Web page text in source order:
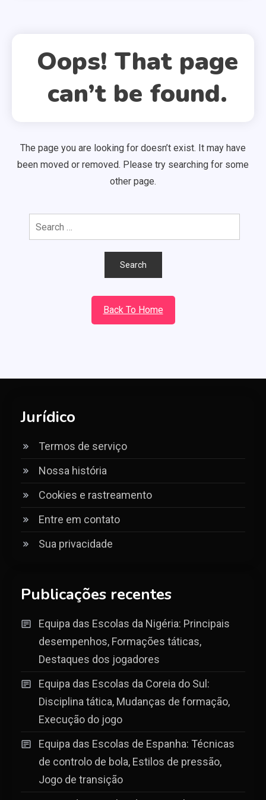
Oops! That page
can’t be found.
The page you are looking for doesn’t exist. It may have
been moved or removed. Please try searching for some
other page.
Search
for:
Back To Home
Jurídico
Termos de serviço
Nossa história
Cookies e rastreamento
Entre em contato
Sua privacidade
Publicações recentes
Equipa das Escolas da Nigéria: Principais
desempenhos, Formações táticas,
Destaques dos jogadores
Equipa das Escolas da Coreia do Sul:
Disciplina tática, Mudanças de formação,
Execução do jogo
Equipa das Escolas de Espanha: Técnicas
de controlo de bola, Estilos de pressão,
Jogo de transição